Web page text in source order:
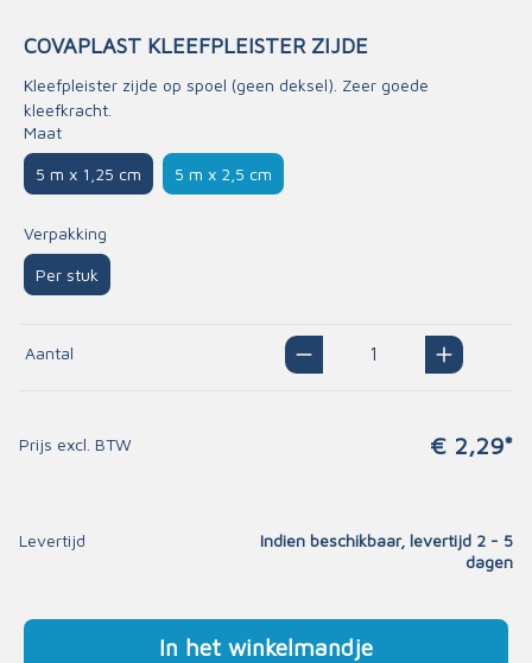
COVAPLAST KLEEFPLEISTER ZIJDE
Kleefpleister zijde op spoel (geen deksel). Zeer goede
kleefkracht.
Maat
5 m x 1,25 cm 5 m x 2,5 cm
Verpakking
Per stuk
Aantal
Prijs excl. BTW € 2,29*
Levertijd
Indien beschikbaar, levertijd 2 - 5
dagen
In het winkelmandje